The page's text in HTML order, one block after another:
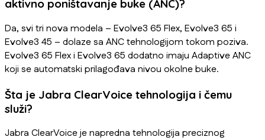
aktivno poništavanje buke (ANC)?
Da, svi tri nova modela – Evolve3 65 Flex, Evolve3 65 i
Evolve3 45 – dolaze sa ANC tehnologijom tokom poziva.
Evolve3 65 Flex i Evolve3 65 dodatno imaju Adaptive ANC
koji se automatski prilagođava nivou okolne buke.
Šta je Jabra ClearVoice tehnologija i čemu
služi?
Jabra ClearVoice je napredna tehnologija preciznog